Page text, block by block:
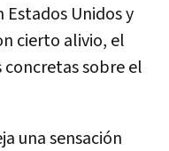
Estados Unidos y
cierto alivio, el
concretas sobre el
una sensación